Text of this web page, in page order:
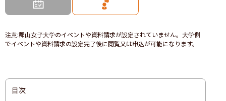
注意:郡山女子大学のイベントや資料請求が設定されていません。大学側
でイベントや資料請求の設定完了後に閲覧又は申込が可能になります。
目次